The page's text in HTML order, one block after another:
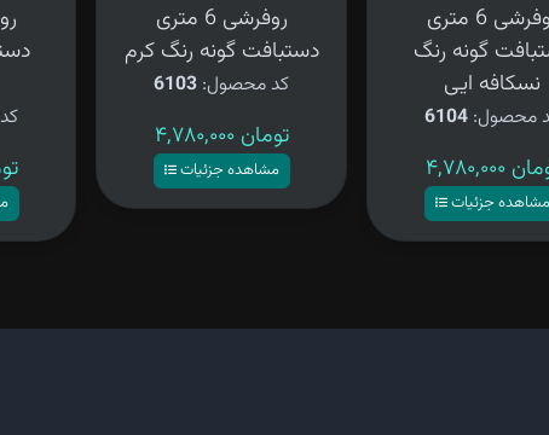
روفرشی 6 متری
دستبافت گونه رنگ کرم
کد محصول: 6103
۴,۷۸۰,۰۰۰ تومان
مشاهده جزئیات
روفرشی 6 متری
گونه رنگ
نسکافه ایی
محصول: 6104
تومان
مشاهده جزئیات